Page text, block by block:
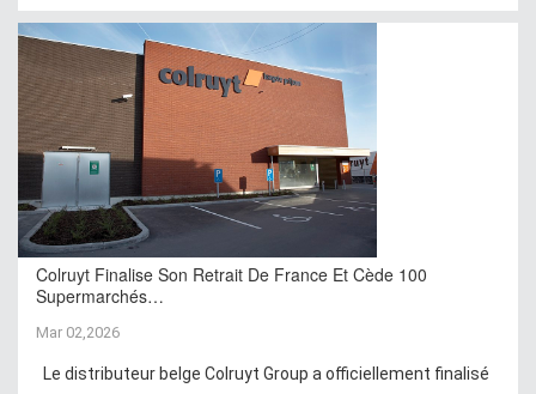
Colruyt Finalise Son Retrait De France Et Cède 100
Supermarchés…
Mar 02,2026
Le distributeur belge Colruyt Group a officiellement finalisé